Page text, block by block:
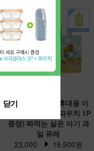
[세이지스푼풀] 휴대용 이
유식 파우치 4P (파우치 1P
증정) 짜먹는 실온 아기 과
일 퓨레
23,000 16,500원
닫기